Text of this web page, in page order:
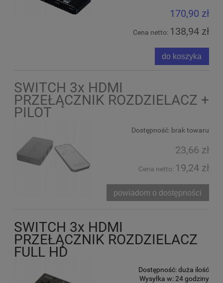
170,90 zł
Cena netto: 138,94 zł
do koszyka
SWITCH 3x HDMI
PRZEŁĄCZNIK ROZDZIELACZ +
PILOT
Dostępność: brak towaru
23,66 zł
Cena netto: 19,24 zł
powiadom o dostępności
SWITCH 3x HDMI
PRZEŁĄCZNIK ROZDZIELACZ
FULL HD
Dostępność:duża ilość
Wysyłka w:24 godziny